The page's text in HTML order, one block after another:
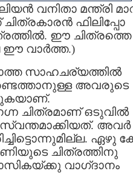
വനിതാ മന്ത്രി
ഫിലിപ്പോ
ഈ ചിത്രത്തെ
ഈ വാര്‍ത്ത.)
സാഹചര്യത്തില്‍
അവരുടെ
ചിത്രമാണ്‌ ഒടുവില്‍
സ്വന്തമാക്കിയത്‌. അവര്‍
ഏഴു
ചിത്രത്തിനു
വാഗ്‌ദാനം